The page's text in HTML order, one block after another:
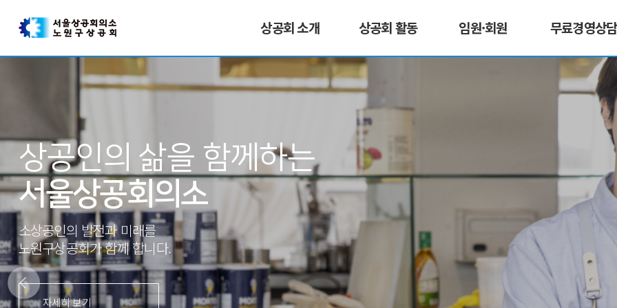
상공회 소개 상공회 활동 임원·회원 무료경영상담
상공인의 삶을 함께하는
서울상공회의소
소상공인의 발전과 미래를
노원구상공회가 함께 합니다.
자세히 보기